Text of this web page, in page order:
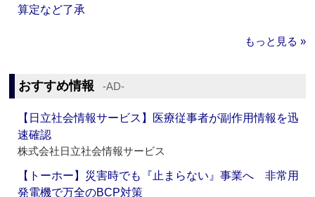
算定など了承
もっと見る »
おすすめ情報 ‐AD‐
【日立社会情報サービス】医療従事者が副作用情報を迅
速確認
株式会社日立社会情報サービス
【トーホー】災害時でも『止まらない』事業へ 非常用
発電機で万全のBCP対策